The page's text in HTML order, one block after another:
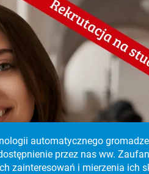
automatycznego
przez nas ww.
i mierzenia ich